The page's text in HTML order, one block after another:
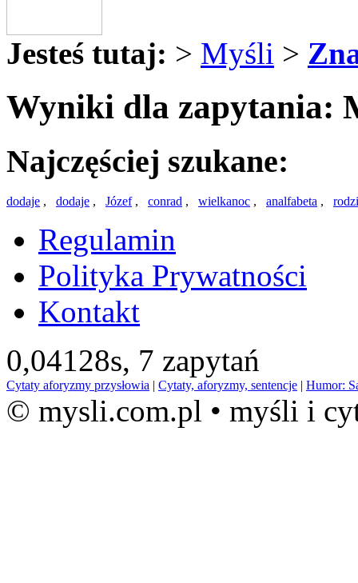
Jesteś tutaj: > Myśli >
Wyniki dla zapytania:
Najczęściej szukane:
dodaje , dodaje , Józef, conrad , wielkanoc , analfabeta ,
Regulamin
Polityka Prywatności
Kontakt
0,04128s, 7 zapytań
Cytaty aforyzmy przysłowia | Cytaty, aforyzmy, sentencje | Humor:
© mysli.com.pl • myśli i